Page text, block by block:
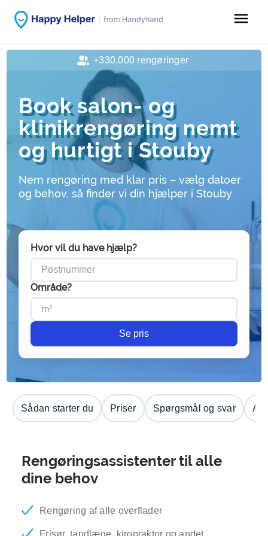
menu
Book salon- og
klinikrengøring nemt
og hurtigt i Stouby
Nem rengøring med klar pris – vælg datoer
og behov, så finder vi din hjælper i Stouby
Hvor vil du have hjælp?
Område?
Se pris
Sådan starter du Priser Spørgsmål og svar
Rengøringsassistenter til alle
dine behov
Rengøring af alle overflader
Frisør, tandlæge, kiropraktor og andet
+330.000 rengøringer